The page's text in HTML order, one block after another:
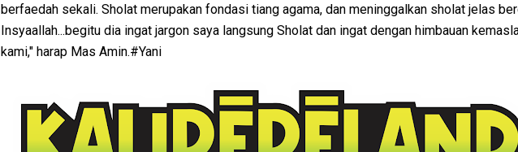
berfaedah sekali. Sholat merupakan fondasi tiang agama, dan meninggalkan sholat jelas
Insyaallah...begitu dia ingat jargon saya langsung Sholat dan ingat dengan himbauan
kami," harap Mas Amin.#Yani